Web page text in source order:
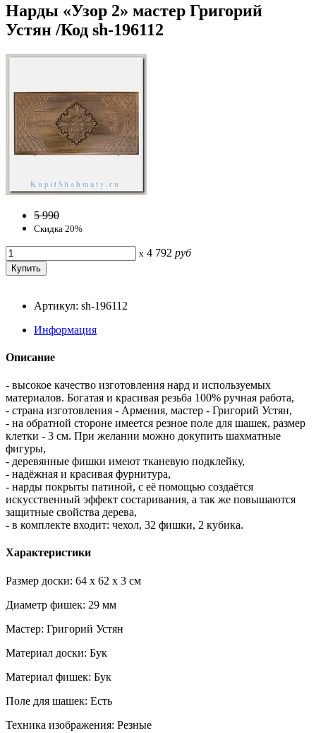
Нарды «Узор 2» мастер Григорий
Устян /Код sh-196112
5 990
Скидка 20%
x 4 792 руб
Артикул: sh-196112
Информация
Описание
- высокое качество изготовления нард и используемых
материалов. Богатая и красивая резьба 100% ручная работа,
- страна изготовления - Армения, мастер - Григорий Устян,
- на обратной стороне имеется резное поле для шашек, размер
клетки - 3 см. При желании можно докупить шахматные
фигуры,
- деревянные фишки имеют тканевую подклейку,
- надёжная и красивая фурнитура,
- нарды покрыты патиной, с её помощью создаётся
искусственный эффект состаривания, а так же повышаются
защитные свойства дерева,
- в комплекте входит: чехол, 32 фишки, 2 кубика.
Характеристики
Размер доски: 64 x 62 x 3 см
Диаметр фишек: 29 мм
Мастер: Григорий Устян
Материал доски: Бук
Материал фишек: Бук
Поле для шашек: Есть
Техника изображения: Резные